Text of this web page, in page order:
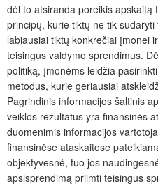
dėl to atsiranda poreikis apskaitą
principų, kurie tiktų ne tik
labiausiai tiktų konkrečiai įmonei
teisingus valdymo sprendimus.
politiką, įmonėms leidžia
metodus, kurie geriausiai
Pagrindinis informacijos šaltinis
veiklos rezultatus yra finansinės
duomenimis informacijos
finansinėse ataskaitose
objektyvesnė, tuo jos
apsisprendimą priimti teisingus